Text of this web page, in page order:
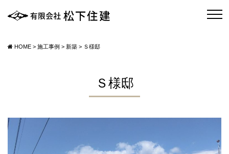
HOME > 施工事例 > 新築 > Ｓ様邸
Ｓ様邸